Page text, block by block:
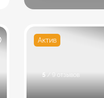
Актив
5 / 9 отзывов